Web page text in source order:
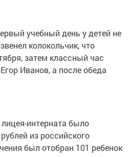
учебный день у детей не
колокольчик, что
затем классный час
Иванов, а после обеда
интерната было
из российского
был отобран 101 ребенок